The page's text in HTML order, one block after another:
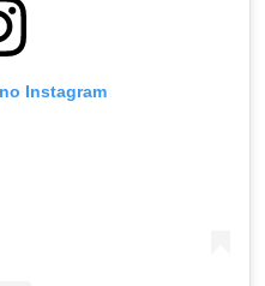
Instagram